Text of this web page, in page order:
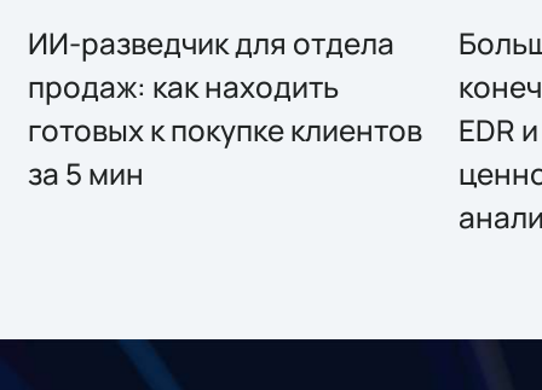
ИИ-разведчик для отдела
продаж: как находить
готовых к покупке клиентов
за 5 мин
EDR